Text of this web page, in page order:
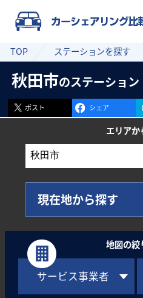
TOP ステーションを探す
秋田市のステーション
ポスト シェア
エリアか
現在地から探す
地図の絞
サービス事業者